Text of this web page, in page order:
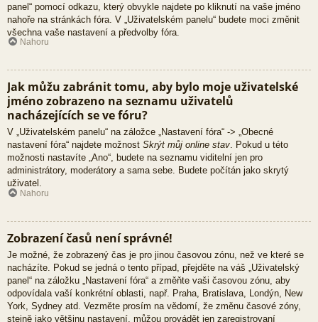
panel“ pomocí odkazu, který obvykle najdete po kliknutí na vaše jméno
nahoře na stránkách fóra. V „Uživatelském panelu“ budete moci změnit
všechna vaše nastavení a předvolby fóra.
Nahoru
Jak můžu zabránit tomu, aby bylo moje uživatelské
jméno zobrazeno na seznamu uživatelů
nacházejících se ve fóru?
V „Uživatelském panelu“ na záložce „Nastavení fóra“ -> „Obecné
nastavení fóra“ najdete možnost Skrýt můj online stav. Pokud u této
možnosti nastavíte „Ano“, budete na seznamu viditelní jen pro
administrátory, moderátory a sama sebe. Budete počítán jako skrytý
uživatel.
Nahoru
Zobrazení časů není správné!
Je možné, že zobrazený čas je pro jinou časovou zónu, než ve které se
nacházíte. Pokud se jedná o tento případ, přejděte na váš „Uživatelský
panel“ na záložku „Nastavení fóra“ a změňte vaši časovou zónu, aby
odpovídala vaší konkrétní oblasti, např. Praha, Bratislava, Londýn, New
York, Sydney atd. Vezměte prosím na vědomí, že změnu časové zóny,
stejně jako většinu nastavení, můžou provádět jen zaregistrovaní